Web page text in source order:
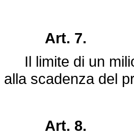
Art. 7.
Il limite di un
alla scadenza del
Art. 8.